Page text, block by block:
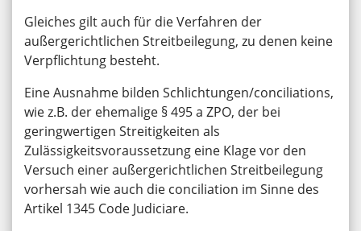
Gleiches gilt auch für die Verfahren der
außergerichtlichen Streitbeilegung, zu denen keine
Verpflichtung besteht.
Eine Ausnahme bilden Schlichtungen/conciliations,
wie z.B. der ehemalige § 495 a ZPO, der bei
geringwertigen Streitigkeiten als
Zulässigkeitsvoraussetzung eine Klage vor den
Versuch einer außergerichtlichen Streitbeilegung
vorhersah wie auch die conciliation im Sinne des
Artikel 1345 Code Judiciare.